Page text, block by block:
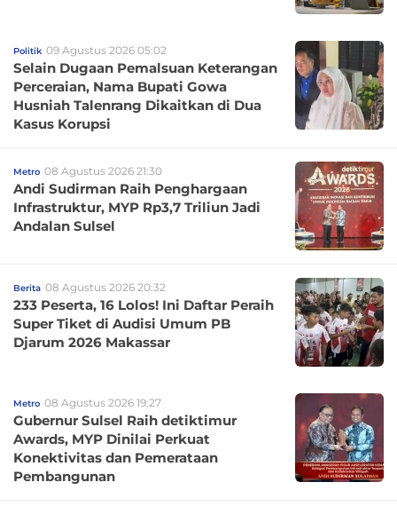
Politik 09 Agustus 2026 05:02
Selain Dugaan Pemalsuan Keterangan
Perceraian, Nama Bupati Gowa
Husniah Talenrang Dikaitkan di Dua
Kasus Korupsi
Metro 08 Agustus 2026 21:30
Andi Sudirman Raih Penghargaan
Infrastruktur, MYP Rp3,7 Triliun Jadi
Andalan Sulsel
Berita 08 Agustus 2026 20:32
233 Peserta, 16 Lolos! Ini Daftar Peraih
Super Tiket di Audisi Umum PB
Djarum 2026 Makassar
Metro 08 Agustus 2026 19:27
Gubernur Sulsel Raih detiktimur
Awards, MYP Dinilai Perkuat
Konektivitas dan Pemerataan
Pembangunan